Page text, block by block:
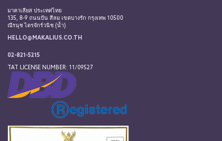
มาคาเลียส ประเทศไทย
135, 8-9 ถนนปัน สีลม เขตบางรัก กรุงเทพ 10500
ณีรนุช ไตรจักร์วนิช (น้ำ)
HELLO@MAKALIUS.CO.TH
02-821-5215
TAT LICENSE NUMBER: 11/09527